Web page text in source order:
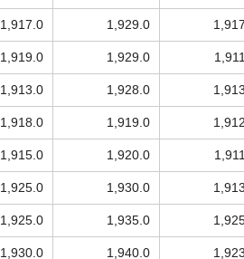
1,917.0 1,929.0
1,919.0 1,929.0
1,913.0 1,928.0
1,918.0 1,919.0
1,915.0 1,920.0
1,925.0 1,930.0
1,925.0 1,935.0
1,930.0 1,940.0